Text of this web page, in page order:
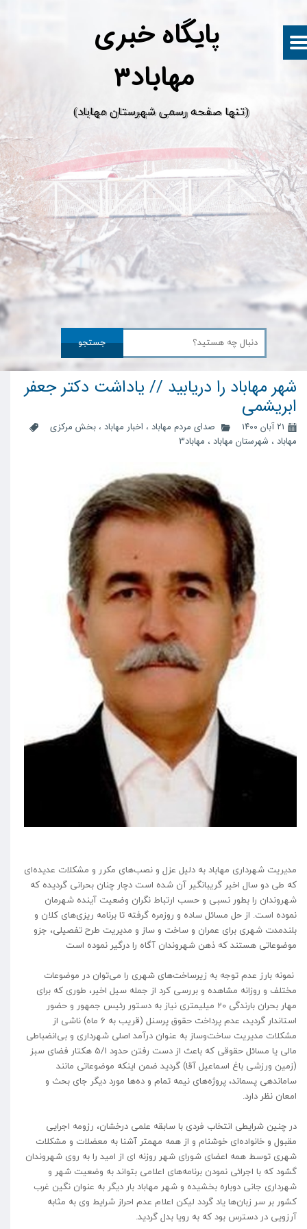
پایگاه خبری
​(تنها صفحه رسمی شهرستان مهاباد)
جستجو
شهر مهاباد را دریابید // یاداشت دکتر جعفر
ابریشمی
۲۱ آبان ۱۴۰۰ صدای مردم مهاباد ، اخبار مهاباد ، بخش مرکزی
مهاباد ، شهرستان مهاباد ، مهاباد3
مدیریت شهرداری مهاباد به دلیل عزل و نصب‌های مکرر و مشکلات عدیده‌ای
که طی دو سال اخیر گریبانگیر آن شده است دچار چنان بحرانی گردیده که
شهروندان را بطور نسبی و حسب ارتباط نگران وضعیت آینده شهرمان
نموده است. از حل مسائل ساده و روزمره گرفته تا برنامه ریزی‌های کلان و
بلندمدت شهری برای عمران و ساخت و ساز و مدیریت طرح تفصیلی، جزو
موضوعاتی هستند که ذهن شهروندان آگاه را درگیر نموده است
نمونه بارز عدم توجه به زیرساخت‌های شهری را می‌توان در موضوعات
مختلف و روزانه مشاهده و بررسی کرد از جمله سیل اخیر، طوری که برای
مهار بحران بارندگی 20 میلیمتری نیاز به دستور رئیس جمهور و حضور
استاندار گردید، عدم پرداخت حقوق پرسنل (قریب به 6 ماه) ناشی از
مشکلات مدیریت ساخت‌وساز به عنوان درآمد اصلی شهرداری و بی‌انضباطی
مالی یا مسائل حقوقی که باعث از دست رفتن حدود 5/1 هکتار فضای سبز
(زمین ورزشی باغ اسماعیل آقا) گردید ضمن اینکه موضوعاتی مانند
ساماندهی پسماند، پروژه‌های نیمه تمام و ده‌ها مورد دیگر جای بحث و
امعان نظر دارد.
در چنین شرایطی انتخاب فردی با سابقه علمی درخشان، رزومه اجرایی
مقبول و خانواده‌ای خوشنام و از همه مهمتر آشنا به معضلات و مشکلات
شهری توسط همه اعضای شورای شهر روزنه ای از امید را به روی شهروندان
گشود که با اجرائی نمودن برنامه‌های اعلامی بتواند به وضعیت شهر و
شهرداری جانی دوباره بخشیده و شهر مهاباد بار دیگر به عنوان نگین غرب
کشور بر سر زبان‌ها یاد گردد لیکن اعلام عدم احراز شرایط وی به مثابه
آرزویی در دسترس بود که به رویا بدل گردید.